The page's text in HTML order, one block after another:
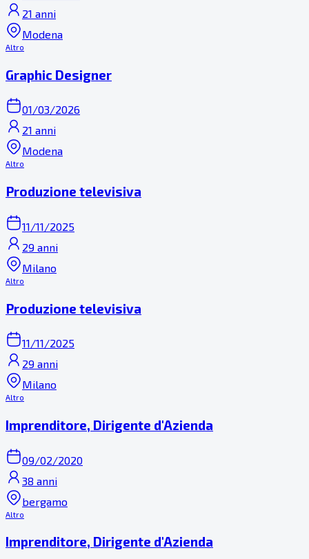
21 anni
Modena
Altro
Graphic Designer
01/03/2026
21 anni
Modena
Altro
Produzione televisiva
11/11/2025
29 anni
Milano
Altro
Produzione televisiva
11/11/2025
29 anni
Milano
Altro
Imprenditore, Dirigente d'Azienda
09/02/2020
38 anni
bergamo
Altro
Imprenditore, Dirigente d'Azienda